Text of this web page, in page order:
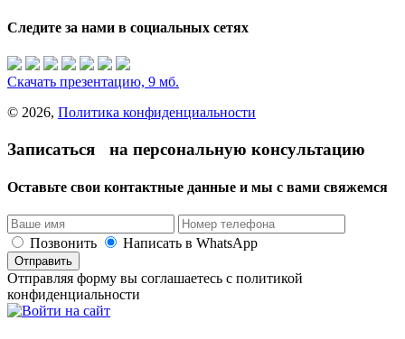
Следите за нами в социальных сетях
Скачать презентацию, 9 мб.
© 2026, Политика конфиденциальности
Записаться на персональную консультацию
Оставьте свои контактные данные и мы с вами свяжемся
Позвонить Написать в WhatsApp
Отправить
Отправляя форму вы соглашаетесь с политикой
конфиденциальности